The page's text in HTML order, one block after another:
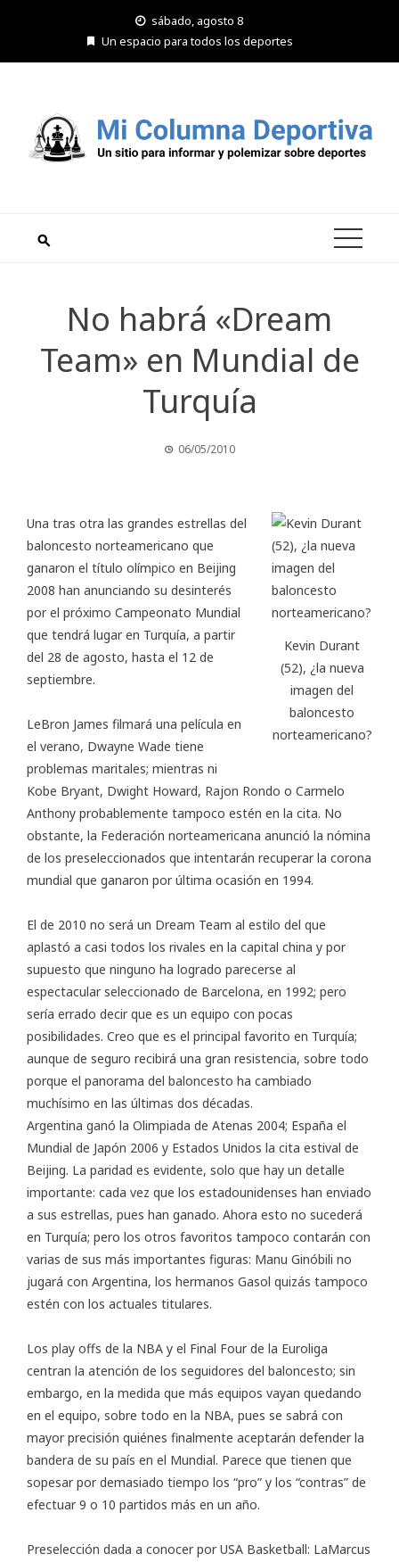
sábado, agosto 8
Un espacio para todos los deportes
No habrá «Dream
Team» en Mundial de
Turquía
06/05/2010
Kevin Durant
(52), ¿la nueva
imagen del
baloncesto
norteamericano?
Una tras otra las grandes estrellas del
baloncesto norteamericano que
ganaron el título olímpico en Beijing
2008 han anunciando su desinterés
por el próximo Campeonato Mundial
que tendrá lugar en Turquía, a partir
del 28 de agosto, hasta el 12 de
septiembre.
LeBron James filmará una película en
el verano, Dwayne Wade tiene
problemas maritales; mientras ni
Kobe Bryant, Dwight Howard, Rajon Rondo o Carmelo
Anthony probablemente tampoco estén en la cita. No
obstante, la Federación norteamericana anunció la nómina
de los preseleccionados que intentarán recuperar la corona
mundial que ganaron por última ocasión en 1994.
El de 2010 no será un Dream Team al estilo del que
aplastó a casi todos los rivales en la capital china y por
supuesto que ninguno ha logrado parecerse al
espectacular seleccionado de Barcelona, en 1992; pero
sería errado decir que es un equipo con pocas
posibilidades. Creo que es el principal favorito en Turquía;
aunque de seguro recibirá una gran resistencia, sobre todo
porque el panorama del baloncesto ha cambiado
muchísimo en las últimas dos décadas.
Argentina ganó la Olimpiada de Atenas 2004; España el
Mundial de Japón 2006 y Estados Unidos la cita estival de
Beijing. La paridad es evidente, solo que hay un detalle
importante: cada vez que los estadounidenses han enviado
a sus estrellas, pues han ganado. Ahora esto no sucederá
en Turquía; pero los otros favoritos tampoco contarán con
varias de sus más importantes figuras: Manu Ginóbili no
jugará con Argentina, los hermanos Gasol quizás tampoco
estén con los actuales titulares.
Los play offs de la NBA y el Final Four de la Euroliga
centran la atención de los seguidores del baloncesto; sin
embargo, en la medida que más equipos vayan quedando
en el equipo, sobre todo en la NBA, pues se sabrá con
mayor precisión quiénes finalmente aceptarán defender la
bandera de su país en el Mundial. Parece que tienen que
sopesar por demasiado tiempo los “pro” y los “contras” de
efectuar 9 o 10 partidos más en un año.
Preselección dada a conocer porUSA Basketball: LaMarcus